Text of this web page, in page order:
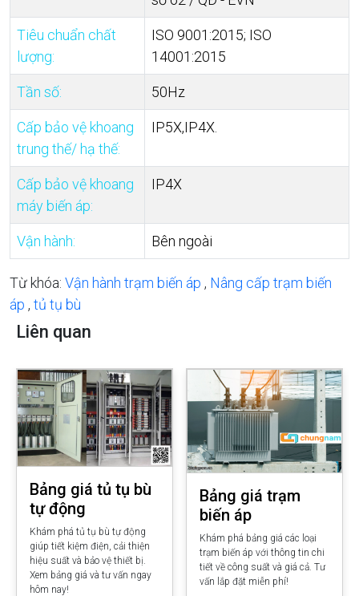
Tiêu chuẩn chất
lượng:
ISO 9001:2015; ISO
14001:2015
Tần số: 50Hz
Cấp bảo vệ khoang
trung thế/ hạ thế:
IP5X,IP4X.
Cấp bảo vệ khoang
máy biến áp:
IP4X
Vận hành: Bên ngoài
Từ khóa: Vận hành trạm biến áp , Nâng cấp trạm biến
áp , tủ tụ bù
Liên quan
Bảng giá tủ tụ bù
tự động
Khám phá tủ tụ bù tự động
giúp tiết kiệm điện, cải thiện
hiệu suất và bảo vệ thiết bị.
Xem bảng giá và tư vấn ngay
hôm nay!
Bảng giá trạm
biến áp
Khám phá bảng giá các loại
trạm biến áp với thông tin chi
tiết về công suất và giá cả. Tư
vấn lắp đặt miễn phí!